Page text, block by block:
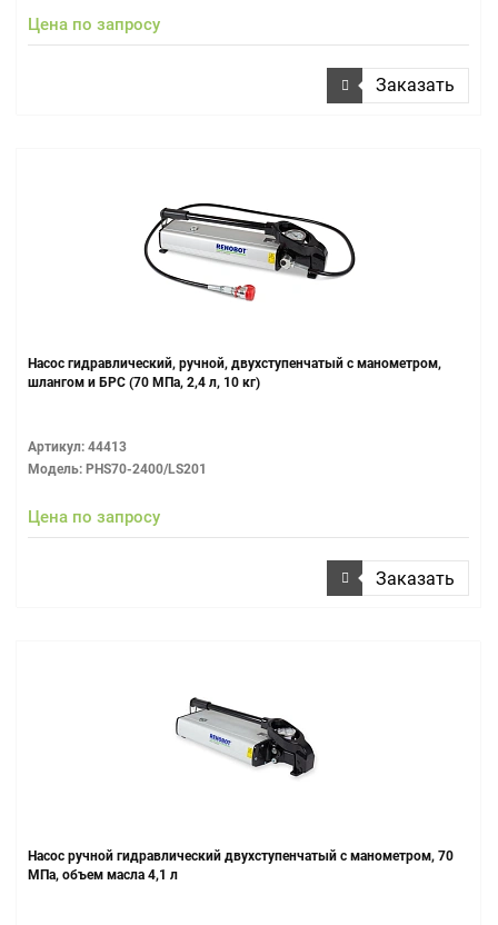
Цена по запросу
Заказать
Насос гидравлический, ручной, двухступенчатый с манометром,
шлангом и БРС (70 МПа, 2,4 л, 10 кг)
Артикул: 44413
Модель: PHS70-2400/LS201
Цена по запросу
Заказать
Насос ручной гидравлический двухступенчатый с манометром, 70
МПа, объем масла 4,1 л